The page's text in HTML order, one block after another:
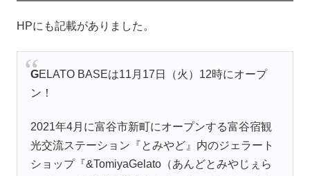
HPにも記載がありました。
GELATO BASEは11月17日（火）12時にオープ
ン！
2021年4月に富谷市新町にオープンする富谷宿観
光交流ステーション『とみやど』内のジェラート
ショップ『&TomiyaGelato（あんどとみやじぇら